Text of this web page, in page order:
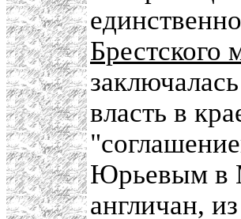
Брестского
власть в
Юрьевым в
англичан,